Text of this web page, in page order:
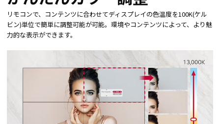
リモコンで、コンテンツに合わせてディスプレイの色温度を100K(ケル
ビン)単位で簡単に調整可能が可能。環境やコンテンツによって、より魅
力的な表示ができます。